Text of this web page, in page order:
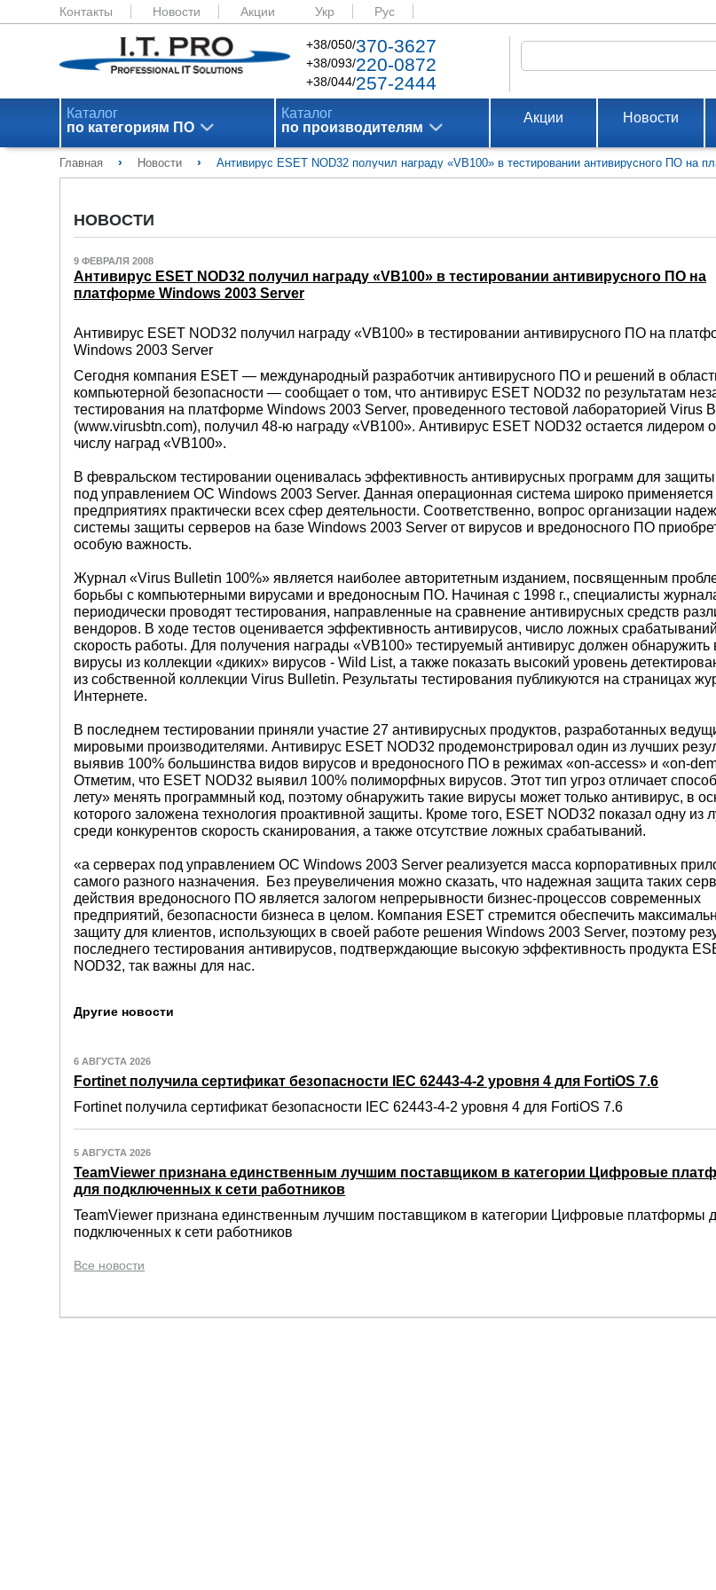
Контакты Новости Акции Укр Рус
+38/050/370-3627
+38/093/220-0872
+38/044/257-2444
Каталог
по категориям ПО
Каталог
по производителям
Акции Новости
Главная › Новости › Антивирус ESET NOD32 получил награду «VB100» в тестировании антивирусного ПО на
НОВОСТИ
9 ФЕВРАЛЯ 2008
Антивирус ESET NOD32 получил награду «VB100» в тестировании антивирусного ПО на
платформе Windows 2003 Server
Антивирус ESET NOD32 получил награду «VB100» в тестировании антивирусного ПО на
Windows 2003 Server
Сегодня компания ESET — международный разработчик антивирусного ПО и решений в
компьютерной безопасности — сообщает о том, что антивирус ESET NOD32 по результатам
тестирования на платформе Windows 2003 Server, проведенного тестовой лабораторией Virus
(www.virusbtn.com), получил 48-ю награду «VB100». Антивирус ESET NOD32 остается лидером
числу наград «VB100».
В февральском тестировании оценивалась эффективность антивирусных программ для
под управлением ОС Windows 2003 Server. Данная операционная система широко применяется
предприятиях практически всех сфер деятельности. Соответственно, вопрос организации
системы защиты серверов на базе Windows 2003 Server от вирусов и вредоносного ПО
особую важность.
Журнал «Virus Bulletin 100%» является наиболее авторитетным изданием, посвященным
борьбы с компьютерными вирусами и вредоносным ПО. Начиная с 1998 г., специалисты
периодически проводят тестирования, направленные на сравнение антивирусных средств
вендоров. В ходе тестов оценивается эффективность антивирусов, число ложных
скорость работы. Для получения награды «VB100» тестируемый антивирус должен обнаружить
вирусы из коллекции «диких» вирусов - Wild List, а также показать высокий уровень
из собственной коллекции Virus Bulletin. Результаты тестирования публикуются на страницах
Интернете.
В последнем тестировании приняли участие 27 антивирусных продуктов, разработанных
мировыми производителями. Антивирус ESET NOD32 продемонстрировал один из лучших
выявив 100% большинства видов вирусов и вредоносного ПО в режимах «on-access» и «on-
Отметим, что ESET NOD32 выявил 100% полиморфных вирусов. Этот тип угроз отличает
лету» менять программный код, поэтому обнаружить такие вирусы может только антивирус, в
которого заложена технология проактивной защиты. Кроме того, ESET NOD32 показал одну из
среди конкурентов скорость сканирования, а также отсутствие ложных срабатываний.
«а серверах под управлением ОС Windows 2003 Server реализуется масса корпоративных
самого разного назначения. Без преувеличения можно сказать, что надежная защита таких
действия вредоносного ПО является залогом непрерывности бизнес-процессов современных
предприятий, безопасности бизнеса в целом. Компания ESET стремится обеспечить
защиту для клиентов, использующих в своей работе решения Windows 2003 Server, поэтому
последнего тестирования антивирусов, подтверждающие высокую эффективность продукта
NOD32, так важны для нас.
Другие новости
6 АВГУСТА 2026
Fortinet получила сертификат безопасности IEC 62443-4-2 уровня 4 для FortiOS 7.6
Fortinet получила сертификат безопасности IEC 62443-4-2 уровня 4 для FortiOS 7.6
5 АВГУСТА 2026
TeamViewer признана единственным лучшим поставщиком в категории Цифровые
для подключенных к сети работников
TeamViewer признана единственным лучшим поставщиком в категории Цифровые платформы
подключенных к сети работников
Все новости